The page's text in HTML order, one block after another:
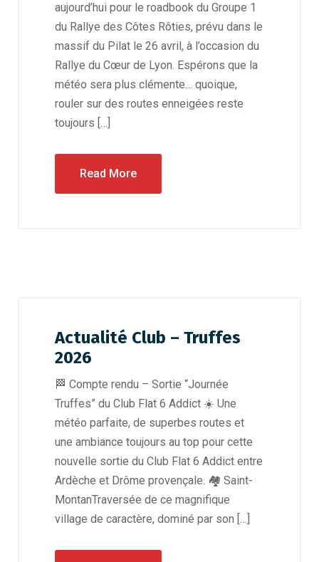
aujourd’hui pour le roadbook du Groupe 1
du Rallye des Côtes Rôties, prévu dans le
massif du Pilat le 26 avril, à l’occasion du
Rallye du Cœur de Lyon. Espérons que la
météo sera plus clémente… quoique,
rouler sur des routes enneigées reste
toujours […]
Read More
Actualité Club – Truffes
2026
🏁 Compte rendu – Sortie “Journée
Truffes” du Club Flat 6 Addict ☀️ Une
météo parfaite, de superbes routes et
une ambiance toujours au top pour cette
nouvelle sortie du Club Flat 6 Addict entre
Ardèche et Drôme provençale. 🏘️ Saint-
MontanTraversée de ce magnifique
village de caractère, dominé par son […]